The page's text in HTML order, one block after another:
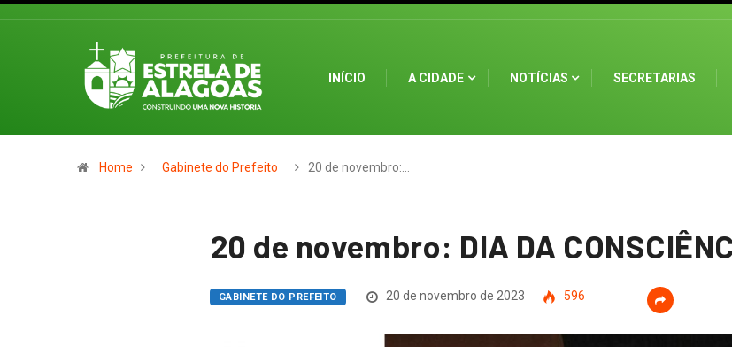
INÍCIO A CIDADE NOTÍCIAS SECRETARIAS
Home Gabinete do Prefeito 20 de novembro:…
20 de novembro: DIA DA
GABINETE DO PREFEITO 20 de novembro de 2023 596